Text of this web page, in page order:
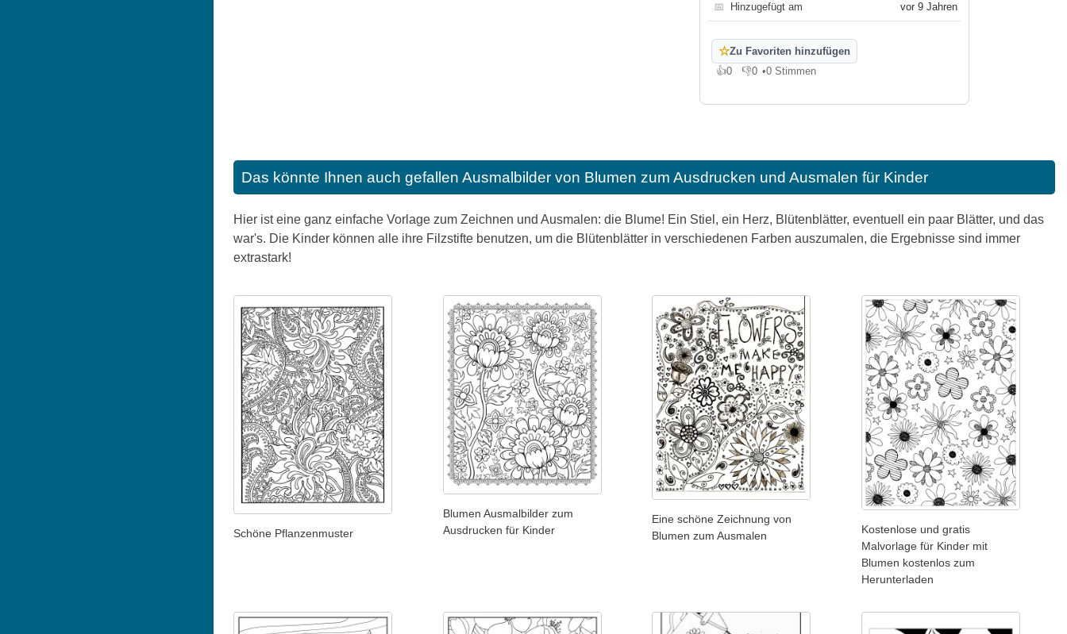
📅 Hinzugefügt am vor 9 Jahren
☆Zu Favoriten hinzufügen
👍0
Gefällt mir
👎0
Gefällt mir nicht
•0 Stimmen
Das könnte Ihnen auch gefallen Ausmalbilder von Blumen zum Ausdrucken und Ausmalen für Kinder
Hier ist eine ganz einfache Vorlage zum Zeichnen und Ausmalen: die Blume! Ein Stiel, ein Herz, Blütenblätter, eventuell ein paar Blätter, und das
war's. Die Kinder können alle ihre Filzstifte benutzen, um die Blütenblätter in verschiedenen Farben auszumalen, die Ergebnisse sind immer
extrastark!
Schöne Pflanzenmuster
Blumen Ausmalbilder zum
Ausdrucken für Kinder
Eine schöne Zeichnung von
Blumen zum Ausmalen
Kostenlose und gratis
Malvorlage für Kinder mit
Blumen kostenlos zum
Herunterladen